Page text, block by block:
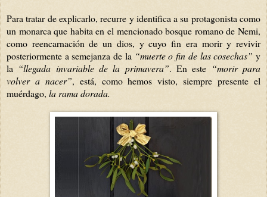
Para tratar de explicarlo, recurre y identifica a su protagonista como
un monarca que habita en el mencionado bosque romano de Nemi,
como reencarnación de un dios, y cuyo fin era morir y revivir
posteriormente a semejanza de la “muerte o fin de las cosechas” y
la “llegada invariable de la primavera”. En este “morir para
volver a nacer”, está, como hemos visto, siempre presente el
muérdago, la rama dorada.